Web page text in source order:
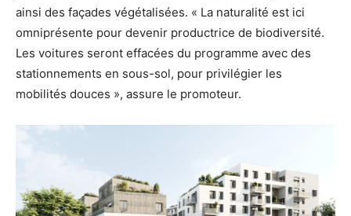
ainsi des façades végétalisées. « La naturalité est ici
omniprésente pour devenir productrice de biodiversité.
Les voitures seront effacées du programme avec des
stationnements en sous-sol, pour privilégier les
mobilités douces », assure le promoteur.